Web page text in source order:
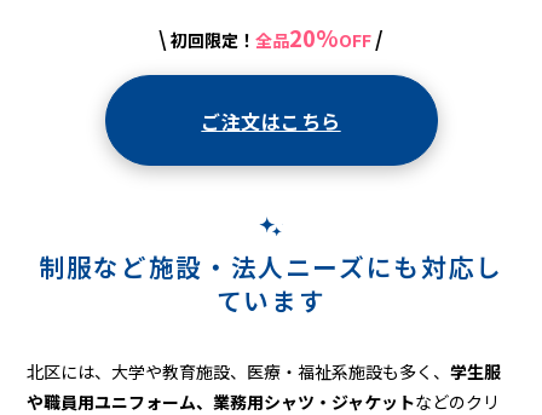
\ 初回限定！ 全品20%OFF /
ご注文はこちら
制服など施設・法人ニーズにも対応し
ています
北区には、大学や教育施設、医療・福祉系施設も多く、 学生服
や職員用ユニフォーム、業務用シャツ・ジャケットなどのクリ